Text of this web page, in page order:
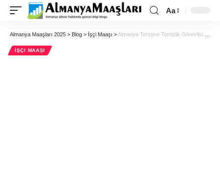
Aa
Almanya Maaşları 2025 > Blog > İşçi Maaşı >Almanya Tersane Temizlik Görevlisi Maaşı
İŞÇI MAAŞI